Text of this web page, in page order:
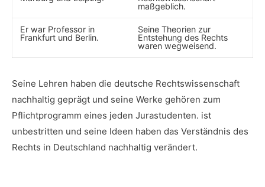
maßgeblich.
Er war Professor⁢ in
Frankfurt ⁣und Berlin.
Seine Theorien zur
Entstehung des Rechts
waren⁤ wegweisend.
Seine⁢ Lehren haben die deutsche Rechtswissenschaft
nachhaltig geprägt⁤ und ⁣seine Werke gehören zum​
Pflichtprogramm eines⁢ jeden ⁢Jurastudenten. ist
unbestritten und seine ‍Ideen haben das Verständnis des
Rechts in​ Deutschland nachhaltig⁤ verändert.